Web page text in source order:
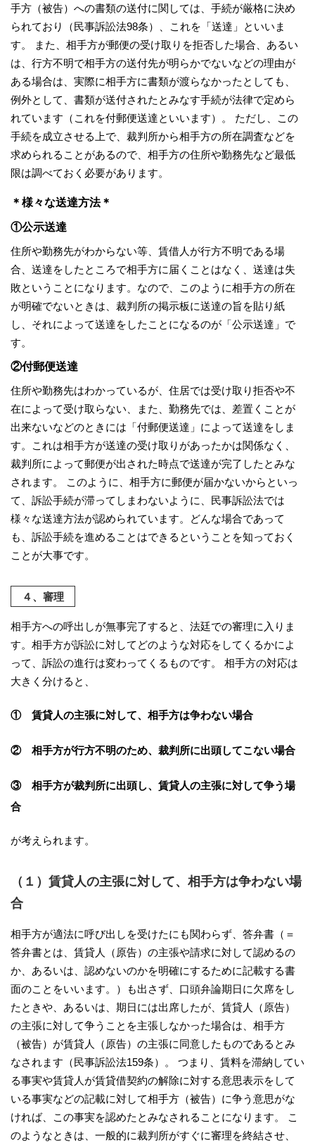
手方（被告）への書類の送付に関しては、手続が厳格に決め
られており（民事訴訟法98条）、これを「送達」といいま
す。 また、相手方が郵便の受け取りを拒否した場合、あるい
は、行方不明で相手方の送付先が明らかでないなどの理由が
ある場合は、実際に相手方に書類が渡らなかったとしても、
例外として、書類が送付されたとみなす手続が法律で定めら
れています（これを付郵便送達といいます）。 ただし、この
手続を成立させる上で、裁判所から相手方の所在調査などを
求められることがあるので、相手方の住所や勤務先など最低
限は調べておく必要があります。
＊様々な送達方法＊
①公示送達
住所や勤務先がわからない等、賃借人が行方不明である場
合、送達をしたところで相手方に届くことはなく、送達は失
敗ということになります。なので、このように相手方の所在
が明確でないときは、裁判所の掲示板に送達の旨を貼り紙
し、それによって送達をしたことになるのが「公示送達」で
す。
②付郵便送達
住所や勤務先はわかっているが、住居では受け取り拒否や不
在によって受け取らない、また、勤務先では、差置くことが
出来ないなどのときには「付郵便送達」によって送達をしま
す。これは相手方が送達の受け取りがあったかは関係なく、
裁判所によって郵便が出された時点で送達が完了したとみな
されます。 このように、相手方に郵便が届かないからといっ
て、訴訟手続が滞ってしまわないように、民事訴訟法では
様々な送達方法が認められています。どんな場合であって
も、訴訟手続を進めることはできるということを知っておく
ことが大事です。
４、審理
相手方への呼出しが無事完了すると、法廷での審理に入りま
す。相手方が訴訟に対してどのような対応をしてくるかによ
って、訴訟の進行は変わってくるものです。 相手方の対応は
大きく分けると、
① 賃貸人の主張に対して、相手方は争わない場合
② 相手方が行方不明のため、裁判所に出頭してこない場合
③ 相手方が裁判所に出頭し、賃貸人の主張に対して争う場
合
が考えられます。
（１）賃貸人の主張に対して、相手方は争わない場
合
相手方が適法に呼び出しを受けたにも関わらず、答弁書（＝
答弁書とは、賃貸人（原告）の主張や請求に対して認めるの
か、あるいは、認めないのかを明確にするために記載する書
面のことをいいます。）も出さず、口頭弁論期日に欠席をし
たときや、あるいは、期日には出席したが、賃貸人（原告）
の主張に対して争うことを主張しなかった場合は、相手方
（被告）が賃貸人（原告）の主張に同意したものであるとみ
なされます（民事訴訟法159条）。 つまり、賃料を滞納してい
る事実や賃貸人が賃貸借契約の解除に対する意思表示をして
いる事実などの記載に対して相手方（被告）に争う意思がな
ければ、この事実を認めたとみなされることになります。 こ
のようなときは、一般的に裁判所がすぐに審理を終結させ、